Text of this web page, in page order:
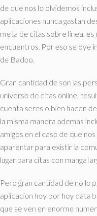
de que nos lo olvidemos
aplicaciones nunca gastan
meta de citas sobre linea,
encuentros. Por eso se oye
de Badoo.
Gran cantidad de son las
universo de citas online,
cuenta seres o bien hacen
la misma manera ademas
amigos en el caso de que
aparentar para existir la
lugar para citas con manga
Pero gran cantidad de no lo
aplicacion hoy por hoy data
que se ven en enorme